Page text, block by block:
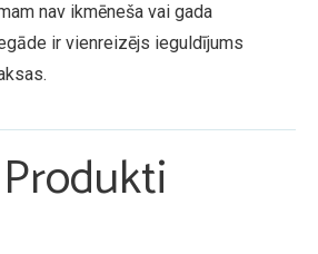
nav ikmēneša vai gada
ir vienreizējs ieguldījums